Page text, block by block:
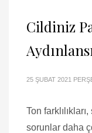
Cildiniz
25 ŞUBAT 2021
Ton
sorunlar daha